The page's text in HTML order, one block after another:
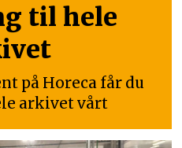
til hele
på Horeca får du
arkivet vårt